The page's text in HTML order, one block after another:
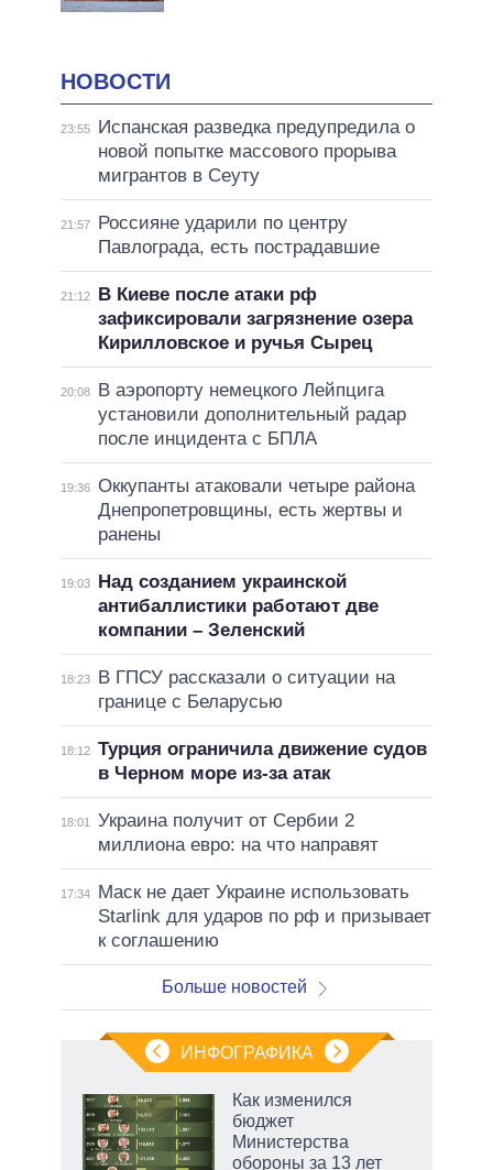
НОВОСТИ
23:55
Испанская разведка предупредила о
новой попытке массового прорыва
мигрантов в Сеуту
21:57
Россияне ударили по центру
Павлограда, есть пострадавшие
21:12
В Киеве после атаки рф
зафиксировали загрязнение озера
Кирилловское и ручья Сырец
20:08
В аэропорту немецкого Лейпцига
установили дополнительный радар
после инцидента с БПЛА
19:36 Оккупанты атаковали четыре района
Днепропетровщины, есть жертвы и
ранены
19:03
Над созданием украинской
антибаллистики работают две
компании – Зеленский
18:23
В ГПСУ рассказали о ситуации на
границе с Беларусью
18:12 Турция ограничила движение судов
в Черном море из-за атак
18:01
Украина получит от Сербии 2
миллиона евро: на что направят
17:34
Маск не дает Украине использовать
Starlink для ударов по рф и призывает
к соглашению
Больше новостей
ИНФОГРАФИКА
Как изменился
бюджет
Министерства
обороны за 13 лет